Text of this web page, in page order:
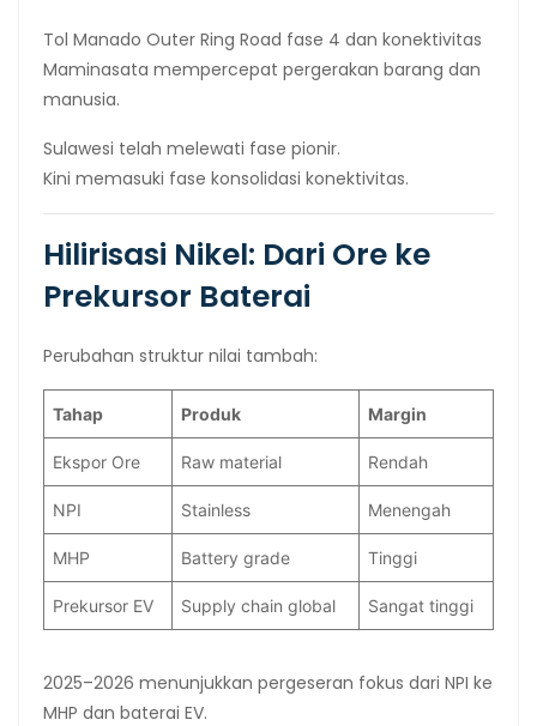
Tol Manado Outer Ring Road fase 4 dan konektivitas
Maminasata mempercepat pergerakan barang dan
manusia.
Sulawesi telah melewati fase pionir.
Kini memasuki fase konsolidasi konektivitas.
Hilirisasi Nikel: Dari Ore ke
Prekursor Baterai
Perubahan struktur nilai tambah:
Tahap Produk Margin
Ekspor Ore Raw material Rendah
NPI Stainless Menengah
MHP Battery grade Tinggi
Prekursor EV Supply chain global Sangat tinggi
2025–2026 menunjukkan pergeseran fokus dari NPI ke
MHP dan baterai EV.